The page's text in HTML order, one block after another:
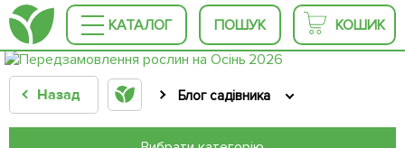
КАТАЛОГ ПОШУК КОШИК
Назад Блог садівника